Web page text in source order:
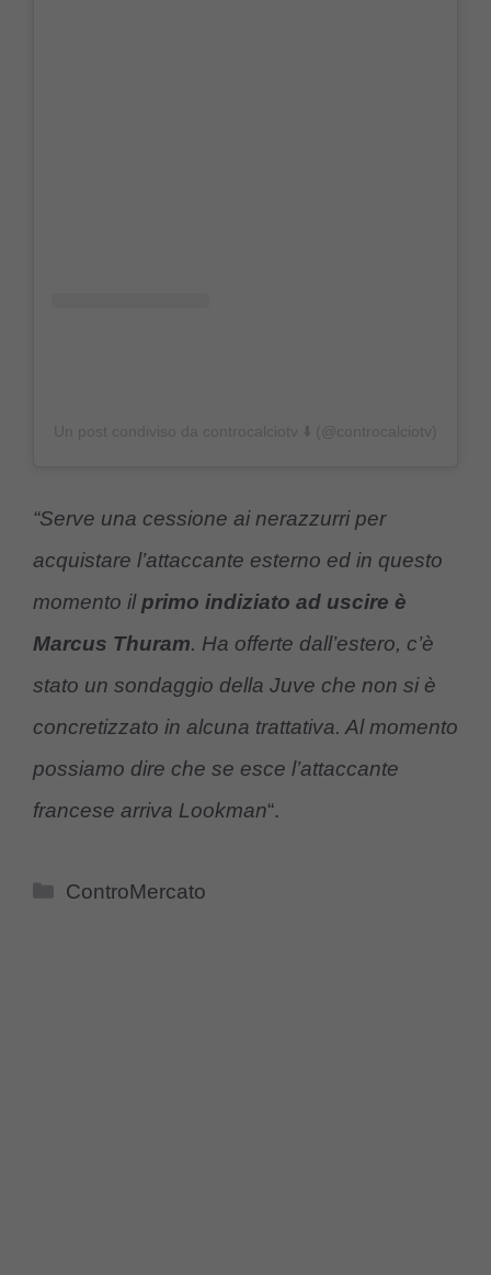
“Serve una cessione ai nerazzurri per
acquistare l’attaccante esterno ed in questo
momento ilprimo indiziato ad uscire è
Marcus Thuram. Ha offerte dall’estero, c’è
stato un sondaggio della Juve che non si è
concretizzato in alcuna trattativa. Al momento
possiamo dire che se esce l’attaccante
francese arriva Lookman“.
Categorie
ControMercato